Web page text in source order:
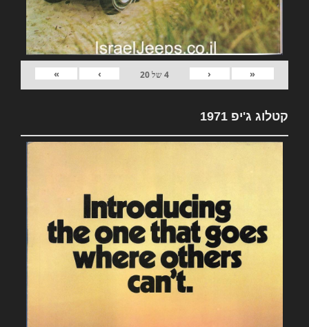
«
‹
4של20
›
»
קטלוג ג'יפ 1971